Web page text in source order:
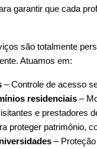
garantir que cada
são totalmente
Atuamos em:
– Controle de acesso
residenciais –
e prestadores
proteger patrimônio,
–